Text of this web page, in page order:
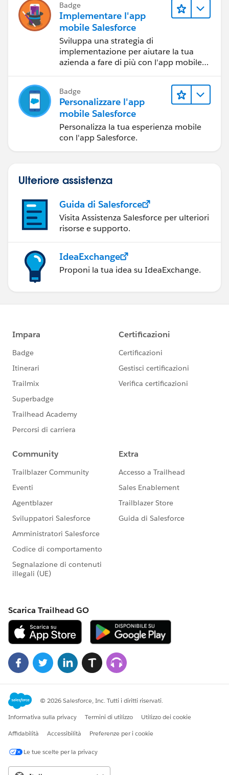
Badge
Implementare l'app
mobile Salesforce
Sviluppa una strategia di
implementazione per aiutare la tua
azienda a fare di più con l'app mobile
Badge
Personalizzare l'app
mobile Salesforce
Personalizza la tua esperienza mobile
con l'app Salesforce.
Ulteriore assistenza
Guida di Salesforce
Visita Assistenza Salesforce per ulteriori
risorse e supporto.
IdeaExchange
Proponi la tua idea su IdeaExchange.